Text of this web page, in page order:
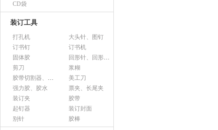
CD袋
装订工具
打孔机
大头针、图钉
订书钉
订书机
固体胶
回形针、回形针盒
剪刀
浆糊
胶带切割器、胶带座、封箱器
美工刀
强力胶、胶水
票夹、长尾夹
装订夹
胶带
起钉器
装订封面
别针
胶棒